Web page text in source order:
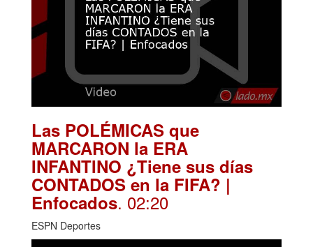
Las POLÉMICAS que
MARCARON la ERA
INFANTINO ¿Tiene sus días
CONTADOS en la FIFA? |
Enfocados. 02:20
ESPN Deportes